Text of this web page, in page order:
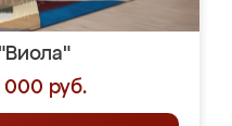
000 руб.